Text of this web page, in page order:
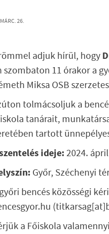
26.
adjuk hírül, hogy
szombaton 11 órakor a
Miksa OSB
tolmácsoljuk a
tanárait,
tartott
ideje:2024.
Győr, Széchenyi
bencés közösségi
a Főiskola